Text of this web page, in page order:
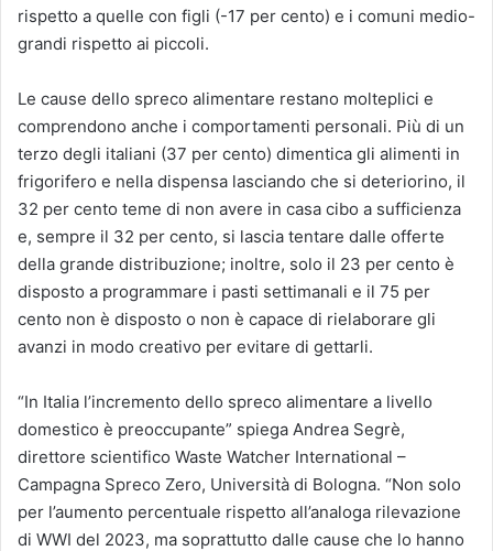
rispetto a quelle con figli (-17 per cento) e i comuni medio-
grandi rispetto ai piccoli.
Le cause dello spreco alimentare restano molteplici e
comprendono anche i comportamenti personali. Più di un
terzo degli italiani (37 per cento) dimentica gli alimenti in
frigorifero e nella dispensa lasciando che si deteriorino, il
32 per cento teme di non avere in casa cibo a sufficienza
e, sempre il 32 per cento, si lascia tentare dalle offerte
della grande distribuzione; inoltre, solo il 23 per cento è
disposto a programmare i pasti settimanali e il 75 per
cento non è disposto o non è capace di rielaborare gli
avanzi in modo creativo per evitare di gettarli.
“In Italia l’incremento dello spreco alimentare a livello
domestico è preoccupante” spiega Andrea Segrè,
direttore scientifico Waste Watcher International –
Campagna Spreco Zero, Università di Bologna. “Non solo
per l’aumento percentuale rispetto all’analoga rilevazione
di WWI del 2023, ma soprattutto dalle cause che lo hanno